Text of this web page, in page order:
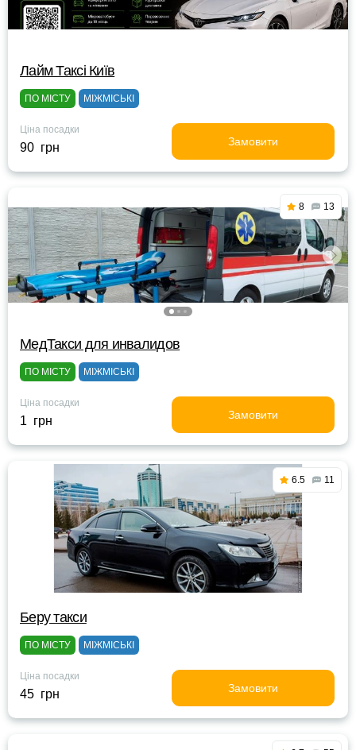
Лайм Таксі Київ
ПО МІСТУ МІЖМІСЬКІ
Ціна посадки
90 грн Замовити
8 13
МедТакси для инвалидов
ПО МІСТУ МІЖМІСЬКІ
Ціна посадки
1 грн Замовити
6.5 11
Беру такси
ПО МІСТУ МІЖМІСЬКІ
Ціна посадки
45 грн Замовити